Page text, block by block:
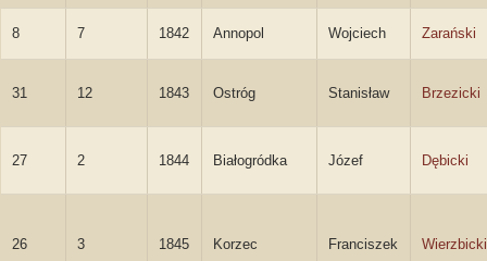
8 7 1842 Annopol Wojciech Zarański
31 12 1843 Ostróg Stanisław Brzezicki
27 2 1844 Białogródka Józef Dębicki
26 3 1845 Korzec Franciszek Wierzbicki